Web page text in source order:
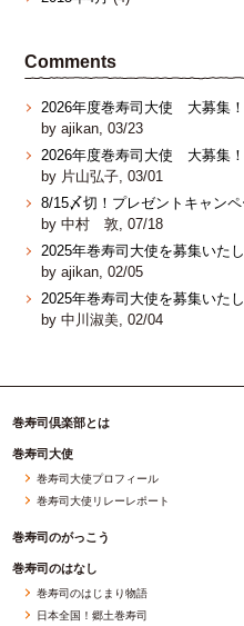
Comments
2026年度巻寿司大使 大募集！
by ajikan, 03/23
2026年度巻寿司大使 大募集！
by 片山弘子, 03/01
8/15〆切！プレゼントキャンペ
by 中村 敦, 07/18
2025年巻寿司大使を募集いた
by ajikan, 02/05
2025年巻寿司大使を募集いた
by 中川淑美, 02/04
巻寿司倶楽部とは
巻寿司大使
巻寿司大使プロフィール
巻寿司大使リレーレポート
巻寿司のがっこう
巻寿司のはなし
巻寿司のはじまり物語
日本全国！郷土巻寿司